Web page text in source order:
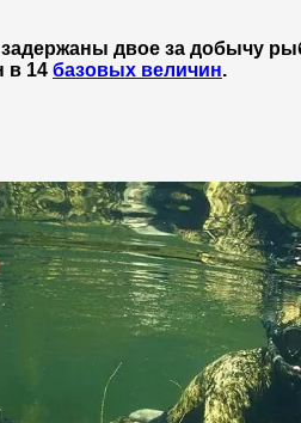
двое за добычу
в 14 базовых величин.